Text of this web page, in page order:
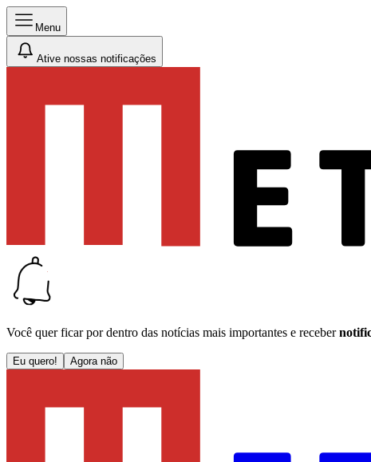
Menu
Ative nossas notificações
Você quer ficar por dentro das notícias mais importantes e receber
Eu quero! Agora não